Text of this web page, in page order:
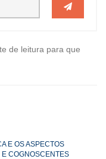
de leitura para que
E OS ASPECTOS
COGNOSCENTES